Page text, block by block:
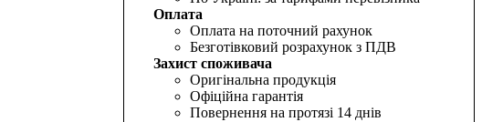
Оплата
Оплата на поточний рахунок
Безготівковий розрахунок з ПДВ
Захист споживача
Оригінальна продукція
Офіційна гарантія
Повернення на протязі 14 днів